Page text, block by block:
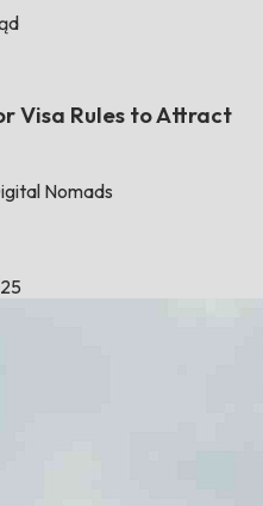
Visa Rules to Attract
Nomads